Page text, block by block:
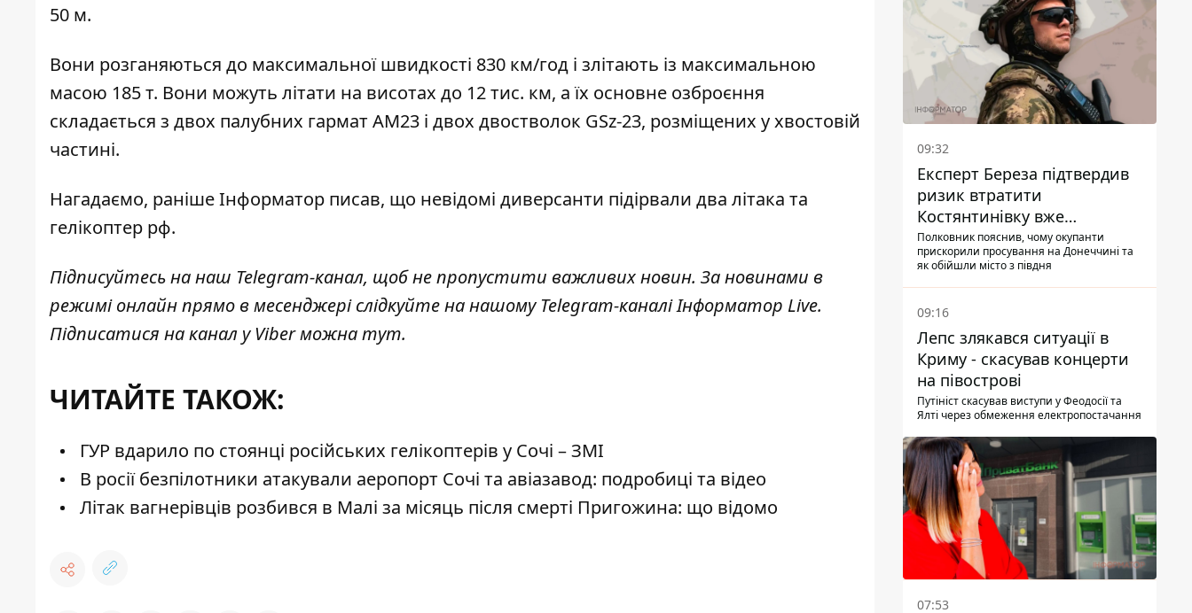
50 м.
Вони розганяються до максимальної швидкості 830 км/год і злітають із максимальною
масою 185 т. Вони можуть літати на висотах до 12 тис. км, а їх основне озброєння
складається з двох палубних гармат AM23 і двох двостволок GSz-23, розміщених у хвостовій
частині.
Нагадаємо, раніше Інформатор писав, що невідомі диверсанти підірвали два літака та
гелікоптер рф.
Підписуйтесь на наш Telegram-канал, щоб не пропустити важливих новин. За новинами в
режимі онлайн прямо в месенджері слідкуйте на нашому Telegram-каналіІнформатор Live.
Підписатися на канал у Viber можнатут.
ЧИТАЙТЕ ТАКОЖ:
ГУР вдарило по стоянці російських гелікоптерів у Сочі – ЗМІ
В росії безпілотники атакували аеропорт Сочі та авіазавод: подробиці та відео
Літак вагнерівців розбився в Малі за місяць після смерті Пригожина: що відомо
09:32
Експерт Береза підтвердив
ризик втратити
Костянтинівку вже
найближчими місяцями
Полковник пояснив, чому окупанти
прискорили просування на Донеччині та
як обійшли місто з півдня
09:16
Лепс злякався ситуації в
Криму - скасував концерти
на півострові
Путініст скасував виступи у Феодосії та
Ялті через обмеження електропостачання
07:53